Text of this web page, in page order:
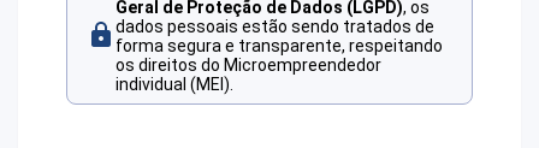
Geral de Proteção de Dados (LGPD), os
dados pessoais estão sendo tratados de
forma segura e transparente, respeitando
os direitos do Microempreendedor
individual (MEI).